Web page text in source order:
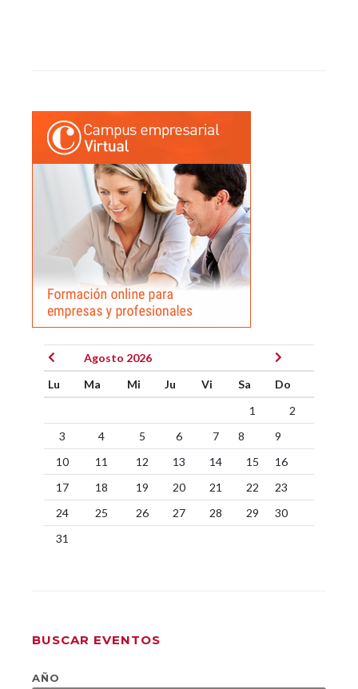
Agosto 2026
Lu
Ma Mi Ju Vi Sa
Do
1
2
3
4 5 6 7 8
9
10
11 12 13 14 15
16
17
18 19 20 21 22
23
24
25 26 27 28 29
30
31
BUSCAR EVENTOS
AÑO